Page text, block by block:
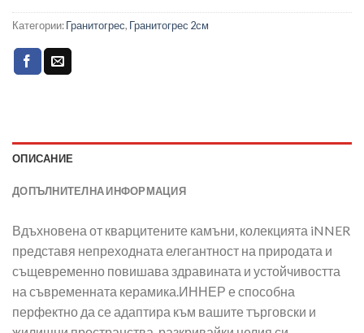
Категории:Гранитогрес, Гранитогрес 2см
ОПИСАНИЕ
ДОПЪЛНИТЕЛНА ИНФОРМАЦИЯ
Вдъхновена от кварцитените камъни, колекцията iNNER
представя непреходната елегантност на природата и
същевременно повишава здравината и устойчивостта
на съвременната керамика.ИННЕР е способна
перфектно да се адаптира към вашите търговски и